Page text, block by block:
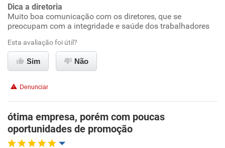
Recomenda a diretoria
Conciliação com a vida familiar
Benefícios
Recomenda esta empresa
Recomenda a diretoria
Dica a diretoria
Muito boa comunicação com os diretores, que se
preocupam com a integridade e saúde dos trabalhadores
Esta avaliação foi útil?
Sim Não
Denunciar
ótima empresa, porém com poucas
oportunidades de promoção